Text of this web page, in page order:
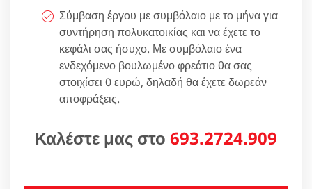
Σύμβαση έργου με συμβόλαιο με το μήνα για
συντήρηση πολυκατοικίας και να έχετε το
κεφάλι σας ήσυχο. Με συμβόλαιο ένα
ενδεχόμενο βουλωμένο φρεάτιο θα σας
στοιχίσει 0 ευρώ, δηλαδή θα έχετε δωρεάν
αποφράξεις.
Καλέστε μας στο 693.2724.909